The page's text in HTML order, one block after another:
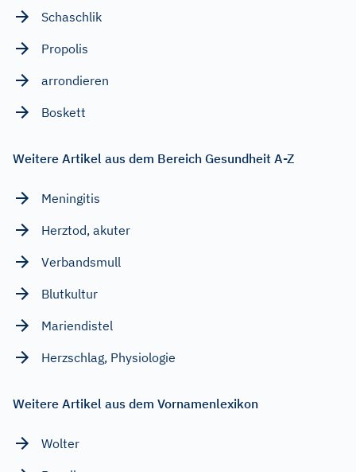
Schaschlik
Propolis
arrondieren
Boskett
Weitere Artikel aus dem Bereich Gesundheit A-Z
Meningitis
Herztod, akuter
Verbandsmull
Blutkultur
Mariendistel
Herzschlag, Physiologie
Weitere Artikel aus dem Vornamenlexikon
Wolter